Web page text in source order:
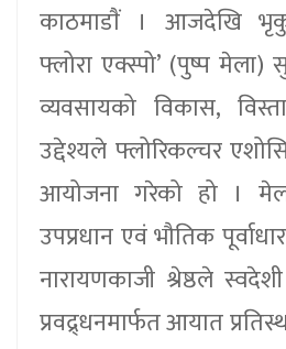
काठमाडाैं । आजदेखि
फ्लोरा एक्स्पो’ (पुष्प
व्यवसायको विकास,
उद्देश्यले फ्लोरिकल्चर
आयोजना गरेको हो ।
उपप्रधान एवं भौतिक
नारायणकाजी श्रेष्ठले
प्रवद्र्धनमार्फत आयात